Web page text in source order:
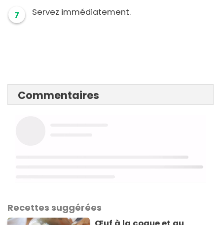
7 Servez immédiatement.
Commentaires
Recettes suggérées